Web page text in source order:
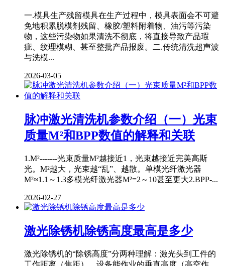
一.模具生产残留模具在生产过程中，模具表面会不可避
免地积累脱模剂残留、橡胶/塑料附着物、油污等污染
物，这些污染物如果清洗不彻底，将直接导致产品瑕
疵、纹理模糊、甚至整批产品报废。二.传统清洗超声波
与洗模...
2026-03-05
脉冲激光清洗机参数介绍（一）光束
质量M²和BPP数值的解释和关联
1.M²-------光束质量M²越接近1，光束越接近完美高斯
光。M²越大，光束越“乱”、越散。单模光纤激光器
M²≈1.1～1.3多模光纤激光器M²=2～10甚至更大2.BPP-...
2026-02-27
激光除锈机除锈高度最高是多少
激光除锈机的“除锈高度”分两种理解：激光头到工件的
工作距离（焦距）、设备能作业的垂直高度（高空作